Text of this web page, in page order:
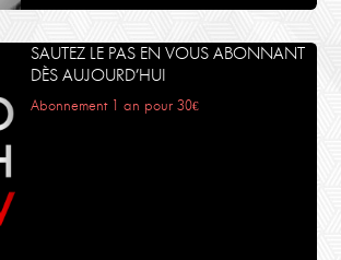
SAUTEZ LE PAS EN VOUS ABONNANT
DÈS AUJOURD’HUI
Abonnement 1 an pour 30€